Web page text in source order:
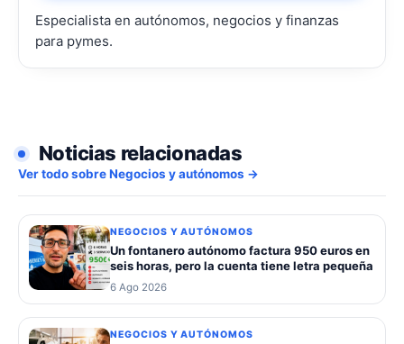
Especialista en autónomos, negocios y finanzas
para pymes.
Noticias relacionadas
Ver todo sobre Negocios y autónomos →
NEGOCIOS Y AUTÓNOMOS
Un fontanero autónomo factura 950 euros en
seis horas, pero la cuenta tiene letra pequeña
6 Ago 2026
NEGOCIOS Y AUTÓNOMOS